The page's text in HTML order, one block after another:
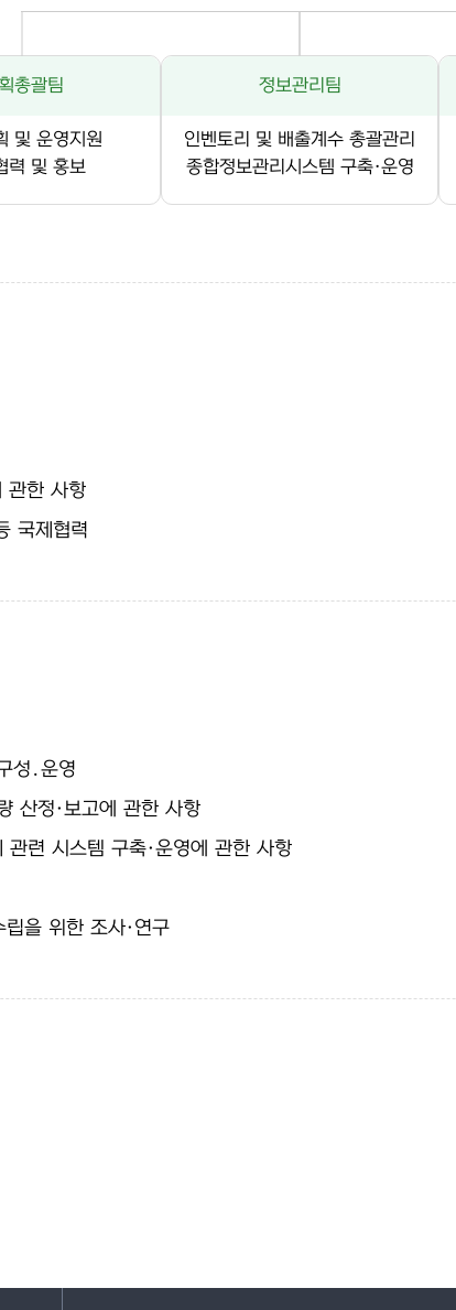
총괄팀
및 운영지원
력 및 홍보
정보관리팀
인벤토리 및 배출계수 총괄관리
종합정보관리시스템 구축·운영
관한 사항
국제협력
성․운영
산정·보고에 관한 사항
관련 시스템 구축·운영에 관한 사항
을 위한 조사·연구